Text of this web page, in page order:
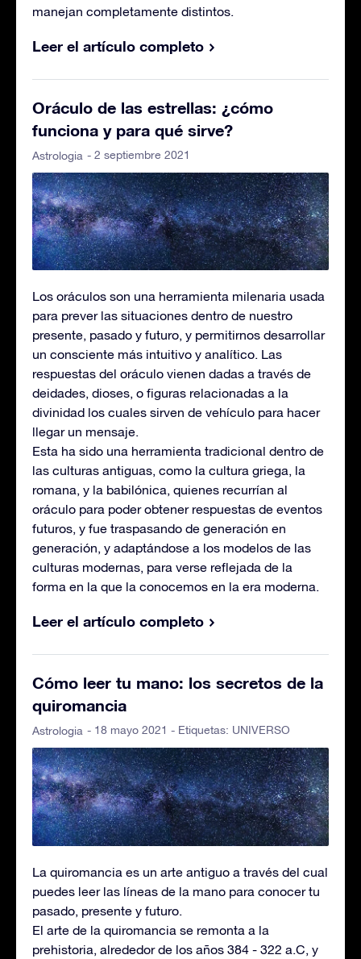
manejan completamente distintos.
Leer el artículo completo
Oráculo de las estrellas: ¿cómo
funciona y para qué sirve?
Astrologia - 2 septiembre 2021
Los oráculos son una herramienta milenaria usada
para prever las situaciones dentro de nuestro
presente, pasado y futuro, y permitirnos desarrollar
un consciente más intuitivo y analítico. Las
respuestas del oráculo vienen dadas a través de
deidades, dioses, o figuras relacionadas a la
divinidad los cuales sirven de vehículo para hacer
llegar un mensaje.
Esta ha sido una herramienta tradicional dentro de
las culturas antiguas, como la cultura griega, la
romana, y la babilónica, quienes recurrían al
oráculo para poder obtener respuestas de eventos
futuros, y fue traspasando de generación en
generación, y adaptándose a los modelos de las
culturas modernas, para verse reflejada de la
forma en la que la conocemos en la era moderna.
Leer el artículo completo
Cómo leer tu mano: los secretos de la
quiromancia
Astrologia - 18 mayo 2021 - Etiquetas: UNIVERSO
La quiromancia es un arte antiguo a través del cual
puedes leer las líneas de la mano para conocer tu
pasado, presente y futuro.
El arte de la quiromancia se remonta a la
prehistoria, alrededor de los años 384 - 322 a.C, y